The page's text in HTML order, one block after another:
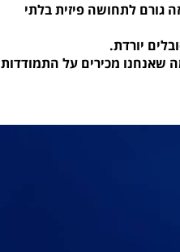
גורם לתחושה פיזית בלתי
יורדת.
שאנחנו מכירים על התמודדות